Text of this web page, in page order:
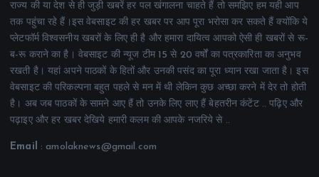
राज्य की या देश से ही जुड़ी खबरें हर पल खंगालना चाहते हैं तो समझिए हम यही आप
तक पहुंचा रहे हैं।इस वेबसाइट की हर खबर पर आप पूरा भरोसा कर सकते हैं क्योंकि ये
प्लेटफॉर्म विश्वसनीय खबरों के लिए ही है और हमारा दायित्व आपको ऐसी ही खबरों से रू-
ब-रू कराने का है। वेबसाइट की न्यूज टीम 15 से 20 वर्षों का पत्रकारिता का अनुभव
रखती है। यहां अपने पाठकों के हितों और उनकी पसंद का पूरा ध्यान रखा जाता है। इस
वेबसाइट की परिकल्पना बहुत पहले से मन में थी लेकिन कुछ अच्छा करने में देर तो होती
है। अब जब पाठकों के सामने आए हैं तो उनके लिए लाए हैं बेहतरीन कंटेंट .. पढ़िए और
पढ़ाइए और हर खबर देखिये हमारी कलम की आपके नजरिये से ..
Email : amolaknews@gmail.com